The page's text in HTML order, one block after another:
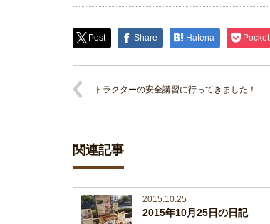
Post Share Hatena Pocket
トラクターの安全講習に行ってきました！
関連記事
2015.10.25
2015年10月25日の日記